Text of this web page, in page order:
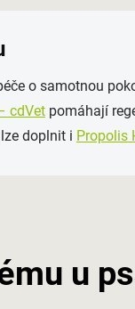
o samotnou
cdVet pomáhají
doplnit i Propolis
u